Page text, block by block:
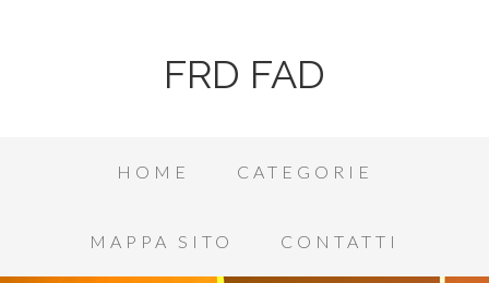
FRD FAD
HOME CATEGORIE
MAPPA SITO CONTATTI